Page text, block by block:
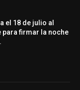
el 18 de julio al
para firmar la noche